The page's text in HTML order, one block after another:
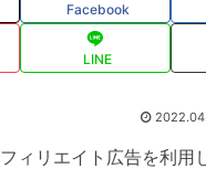
Facebook
LINE
ィリエイト広告を利用